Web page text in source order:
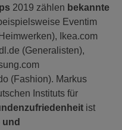
2019 zählen bekannte
Eventim
Ikea.com
(Generalisten),
(Fashion). Markus
Instituts für
ist
und